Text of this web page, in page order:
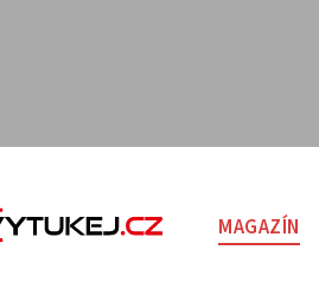
MAGAZÍN